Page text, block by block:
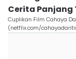
Cerita Panjang
Cuplikan Film Cahaya
(netflix.com/